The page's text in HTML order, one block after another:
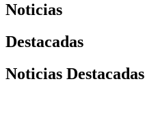
Noticias
Destacadas
Noticias Destacadas